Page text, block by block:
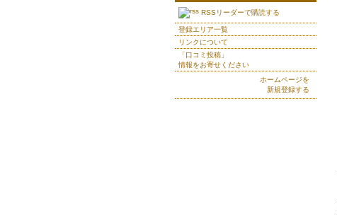
RSSリーダーで購読する
登録エリア一覧
リンクについて
「口コミ投稿」
情報をお寄せください
ホームページを
新規登録する